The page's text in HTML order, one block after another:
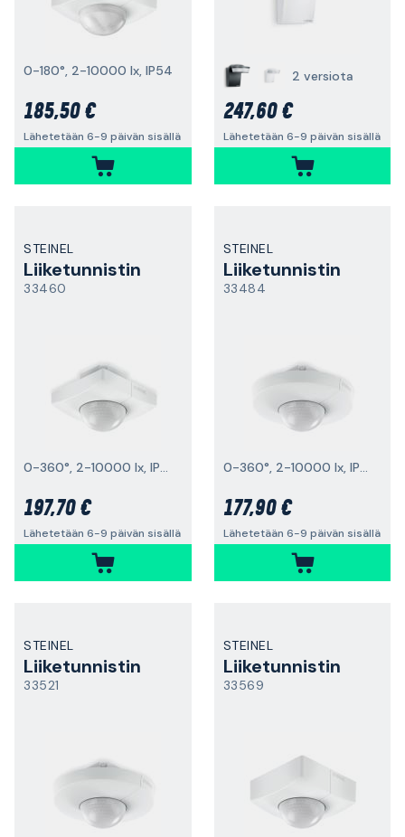
0-180°, 2-10000 lx, IP54
185,50 €
Lähetetään 6-9 päivän sisällä
2 versiota
247,60 €
Lähetetään 6-9 päivän sisällä
STEINEL
Liiketunnistin
33460
0-360°, 2-10000 lx, IP54
197,70 €
Lähetetään 6-9 päivän sisällä
STEINEL
Liiketunnistin
33484
0-360°, 2-10000 lx, IP54
177,90 €
Lähetetään 6-9 päivän sisällä
STEINEL
Liiketunnistin
33521
STEINEL
Liiketunnistin
33569